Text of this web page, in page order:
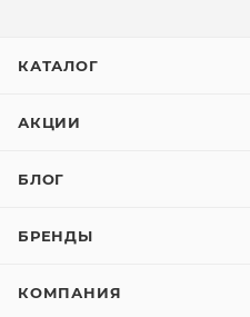
КАТАЛОГ
АКЦИИ
БЛОГ
БРЕНДЫ
КОМПАНИЯ